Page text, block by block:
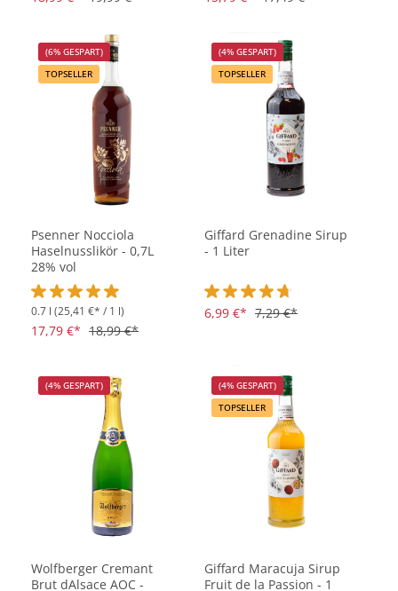
(6% GESPART)
TOPSELLER
Psenner Nocciola
Haselnusslikör - 0,7L
28% vol
Durchschnittliche Bewertung von 4.9 von 5 Sternen
0.7 l (25,41 €* / 1 l)
17,79 €* 18,99 €*
(4% GESPART)
TOPSELLER
Giffard Grenadine Sirup
- 1 Liter
Durchschnittliche Bewertung
6,99 €* 7,29 €*
(4% GESPART)
Wolfberger Cremant
Brut dAlsace AOC -
(4% GESPART)
TOPSELLER
Giffard Maracuja Sirup
Fruit de la Passion - 1